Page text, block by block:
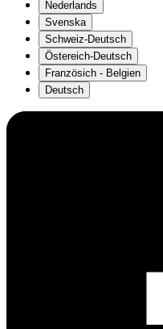
Nederlands
Svenska
Schweiz-Deutsch
Östereich-Deutsch
Französich - Belgien
Deutsch